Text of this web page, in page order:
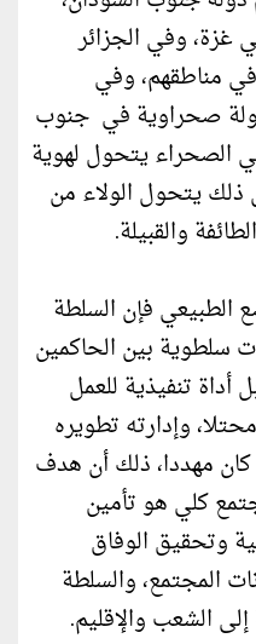
وفي الجزائر
مناطقهم، وفي
صحراوية في جنوب
الصحراء يتحول لهوية
يتحول الولاء من
والقبيلة.
الطبيعي فإن السلطة
بين الحاكمين
تنفيذية للعمل
وإدارته تطويره
كان مهددا، ذلك أن هدف
كلي هو تأمين
وتحقيق الوفاق
المجتمع، والسلطة
الشعب والإقليم.